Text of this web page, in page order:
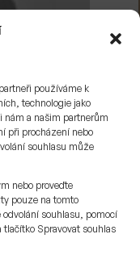
používáme k
technologie jako
nám a našim partnerům
při procházení nebo
souhlasu může
nebo proveďte
pouze na tomto
souhlasu, pomocí
Spravovat souhlas